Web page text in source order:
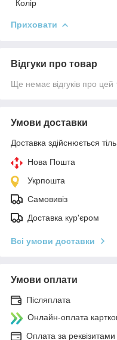
Колір
Приховати
Відгуки про товар
Ще немає відгуків про цей
Умови доставки
Доставка здійснюється
Нова Пошта
Укрпошта
Самовивіз
Доставка кур'єром
Всі умови доставки
Умови оплати
Післяплата
Онлайн-оплата
Оплата за